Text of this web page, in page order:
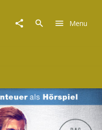
Menu